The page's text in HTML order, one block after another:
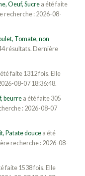
Oeuf, Sucrea été faite
recherche : 2026-08-
Tomate, non
résultats. Dernière
faite 1312 fois. Elle
08-07 18:36:48.
beurrea été faite 305
: 2026-08-07
Patate doucea été
recherche : 2026-08-
faite 1538 fois. Elle